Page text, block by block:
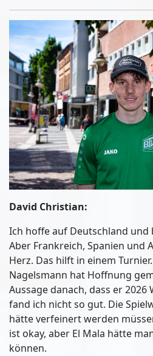
David Christian:
Ich hoffe auf Deutschland und
Aber Frankreich, Spanien und
Herz. Das hilft in einem
Nagelsmann hat Hoffnung
Aussage danach, dass er
fand ich nicht so gut. Die
hätte verfeinert werden
ist okay, aber El Mala hätte
können.